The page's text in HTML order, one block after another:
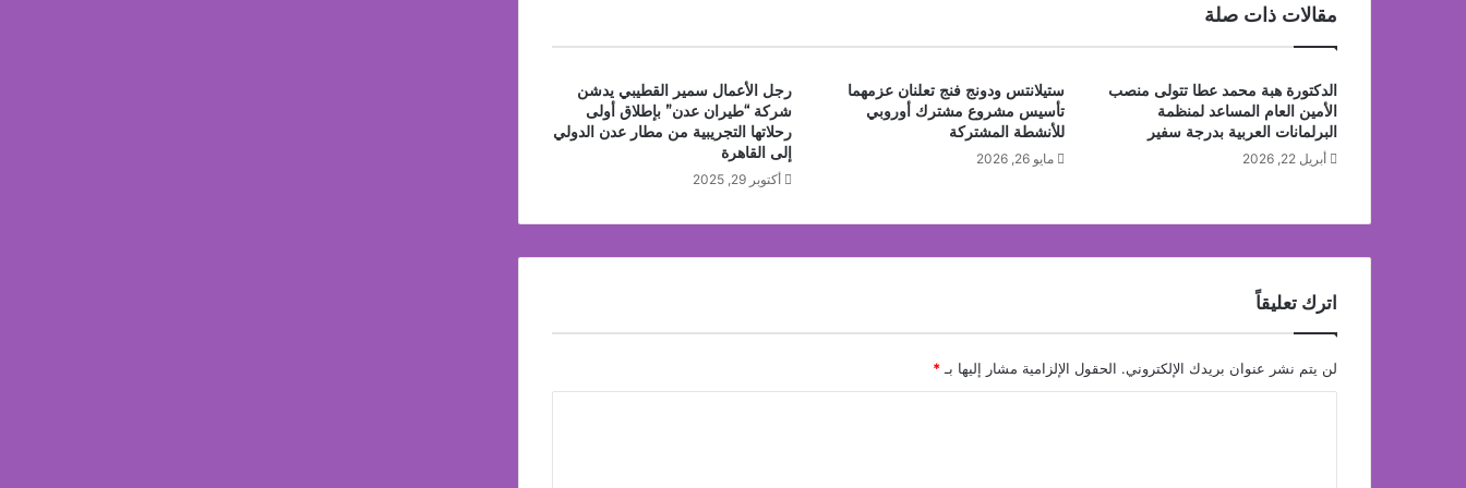
يوليو
مقالات ذات صلة
الدكتورة هبة محمد عطا تتولى منصب
الأمين العام المساعد لمنظمة
البرلمانات العربية بدرجة سفير
أبريل 22, 2026
ستيلانتس ودونج فنج تعلنان عزمهما
تأسيس مشروع مشترك أوروبي
للأنشطة المشتركة
مايو 26, 2026
رجل الأعمال سمير القطيبي يدشن
شركة “طيران عدن” بإطلاق أولى
رحلاتها التجريبية من مطار عدن الدولي
إلى القاهرة
أكتوبر 29, 2025
اترك تعليقاً
لن يتم نشر عنوان بريدك الإلكتروني. الحقول الإلزامية مشار إليها بـ *